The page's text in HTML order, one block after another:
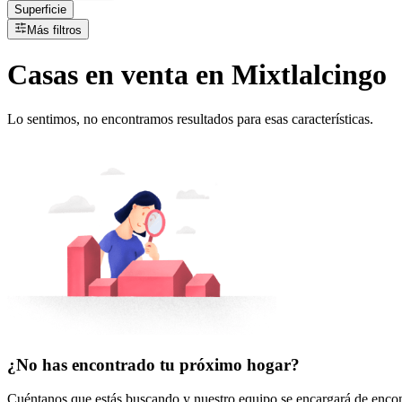
Superficie
Más filtros
Casas en venta en Mixtlalcingo
Lo sentimos, no encontramos resultados para esas características.
¿No has encontrado tu próximo hogar?